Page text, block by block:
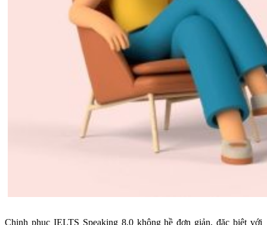
Chinh phục IELTS Speaking 8.0 không hề đơn giản, đặc biệt với